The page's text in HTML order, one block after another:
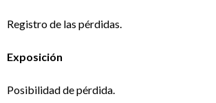
Registro de las pérdidas.
Exposición
Posibilidad de pérdida.